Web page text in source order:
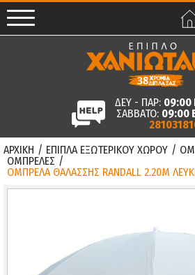
ΔΕΥ - ΠΑΡ: 09:00
ΣΑΒΒΑΤΟ: 09:00
ΑΡΧΙΚΗ / ΕΠΙΠΛΑ ΕΞΩΤΕΡΙΚΟΥ ΧΩΡΟΥ /
ΟΜΠΡΕΛΕΣ /
ΟΜΠΡΕΛΑ ΘΑΛΑΣΣΗΣ RANDALL 2.20Μ